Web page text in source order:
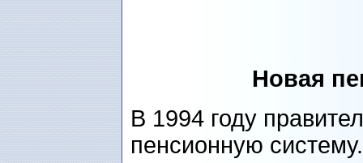
Новая
В 1994 году
пенсионную